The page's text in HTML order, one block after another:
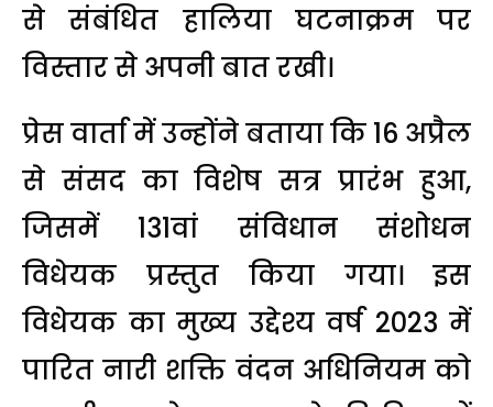
से संबंधित हालिया घटनाक्रम पर
विस्तार से अपनी बात रखी।
प्रेस वार्ता में उन्होंने बताया कि 16 अप्रैल
से संसद का विशेष सत्र प्रारंभ हुआ,
जिसमें 131वां संविधान संशोधन
विधेयक प्रस्तुत किया गया। इस
विधेयक का मुख्य उद्देश्य वर्ष 2023 में
पारित नारी शक्ति वंदन अधिनियम को